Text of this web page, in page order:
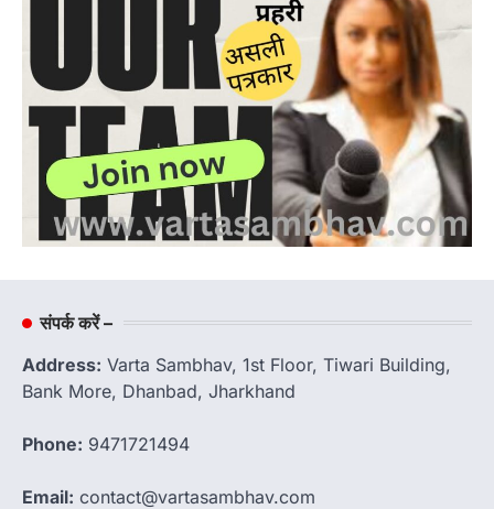
संपर्क करें –
Address: Varta Sambhav, 1st Floor, Tiwari Building,
Bank More, Dhanbad, Jharkhand
Phone: 9471721494
Email: contact@vartasambhav.com